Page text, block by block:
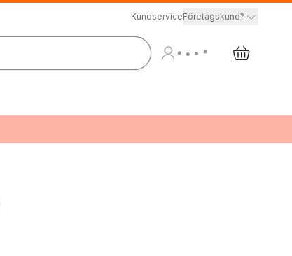
KundserviceFöretagskund?